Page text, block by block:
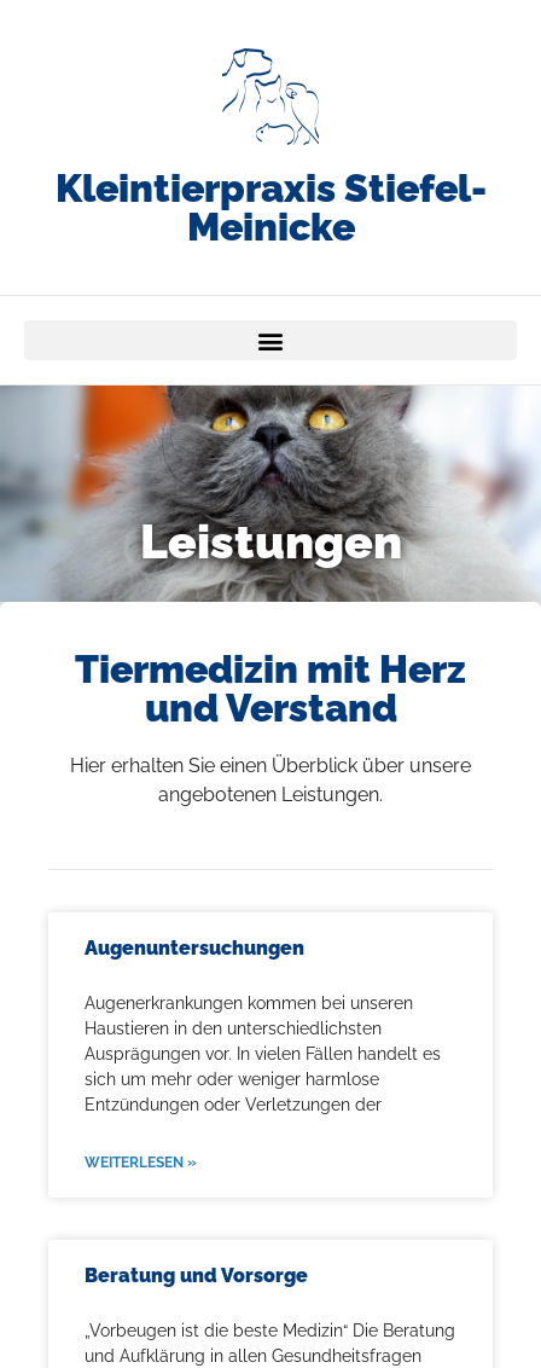
Kleintierpraxis Stiefel-
Meinicke
Leistungen
Tiermedizin mit Herz
und Verstand
Hier erhalten Sie einen Überblick über unsere
angebotenen Leistungen.
Augenuntersuchungen
Augenerkrankungen kommen bei unseren
Haustieren in den unterschiedlichsten
Ausprägungen vor. In vielen Fällen handelt es
sich um mehr oder weniger harmlose
Entzündungen oder Verletzungen der
WEITERLESEN »
Beratung und Vorsorge
„Vorbeugen ist die beste Medizin“ Die Beratung
und Aufklärung in allen Gesundheitsfragen